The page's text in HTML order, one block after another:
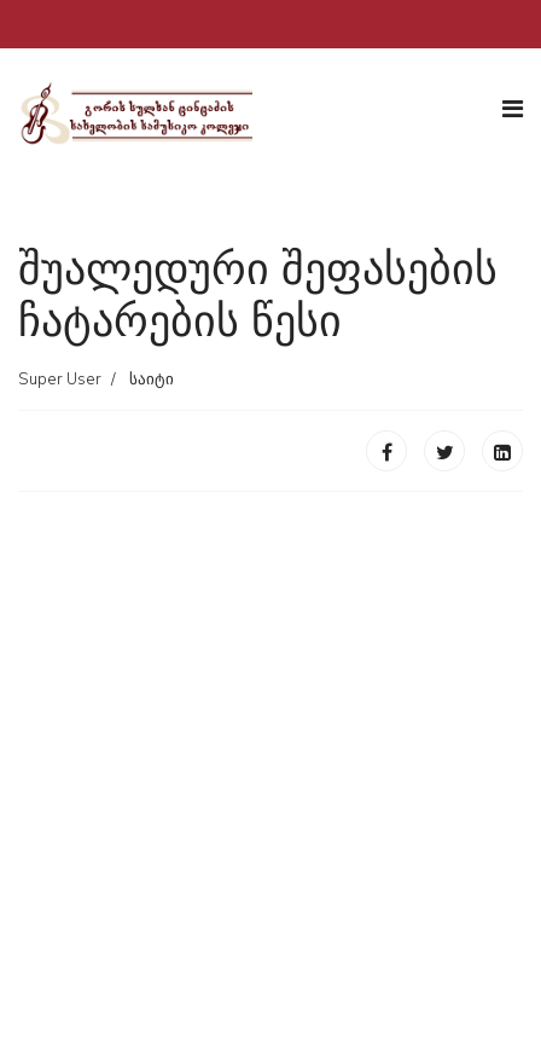
შუალედური შეფასების
ჩატარების წესი
Super User საიტი